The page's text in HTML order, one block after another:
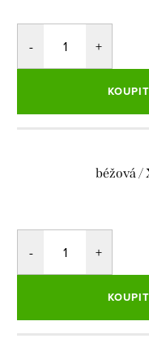
KOUPIT
béžová
KOUPIT